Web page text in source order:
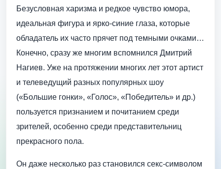
Безусловная харизма и редкое чувство юмора,
идеальная фигура и ярко-синие глаза, которые
обладатель их часто прячет под темными очками…
Конечно, сразу же многим вспомнился Дмитрий
Нагиев. Уже на протяжении многих лет этот артист
и телеведущий разных популярных шоу
(«Большие гонки», «Голос», «Победитель» и др.)
пользуется признанием и почитанием среди
зрителей, особенно среди представительниц
прекрасного пола.
Он даже несколько раз становился секс-символом